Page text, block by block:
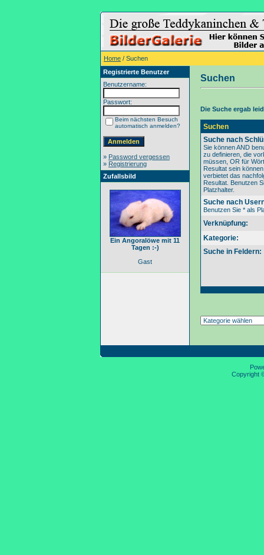
Home / Suchen
Registrierte Benutzer
Benutzername:
Passwort:
Beim nächsten Besuch
automatisch anmelden?
» Password vergessen
» Registrierung
Zufallsbild
Ein Angoralöwe mit 11
Tagen :-)
Gast
Suchen
Die Suche ergab
Suchen
Suche nach
Sie können AND
zu definieren, die
müssen, OR für
Resultat sein
verbietet das
Resultat. Benutzen
Platzhalter.
Suche nach
Benutzen Sie * als
Verknüpfung:
Kategorie:
Suche in Feldern:
Copyright